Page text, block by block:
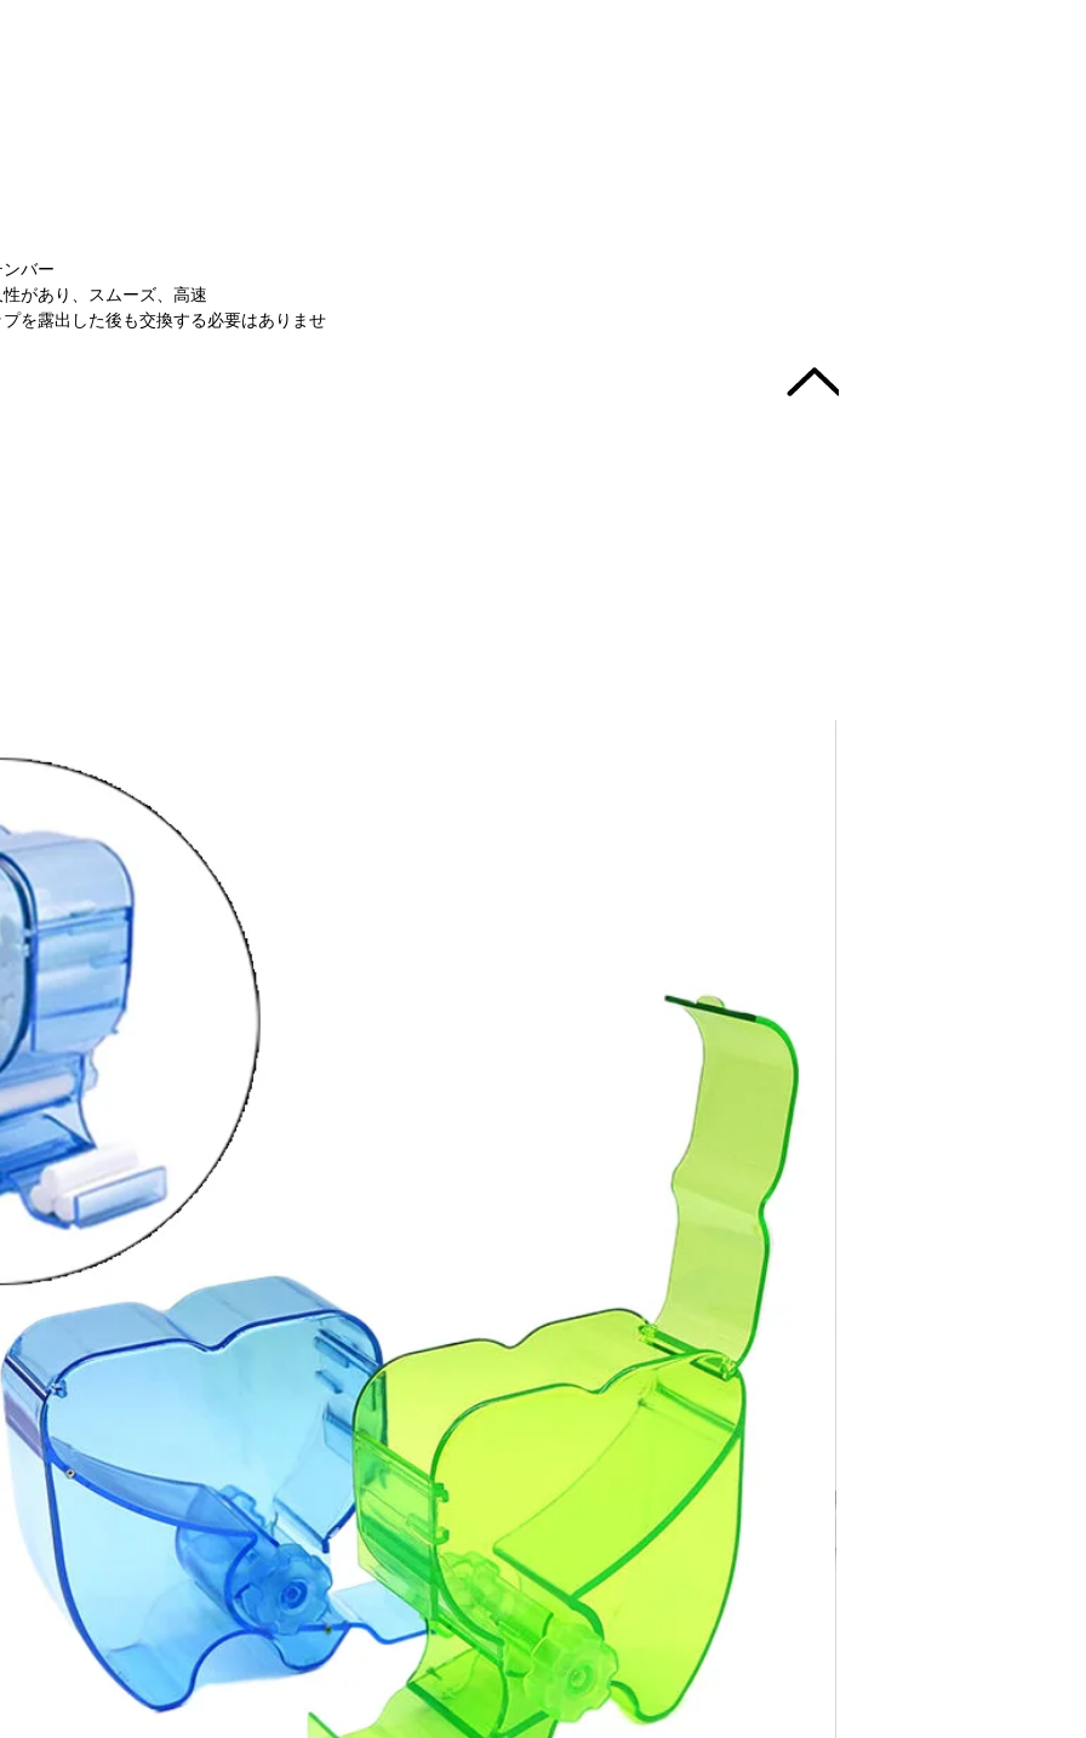
バー
があり、スムーズ、高速
を露出した後も交換する必要はありませ